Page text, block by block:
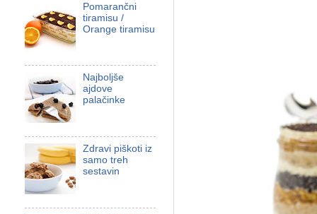
Pomarančni
tiramisu /
Orange tiramisu
Najboljše
ajdove
palačinke
Zdravi piškoti iz
samo treh
sestavin